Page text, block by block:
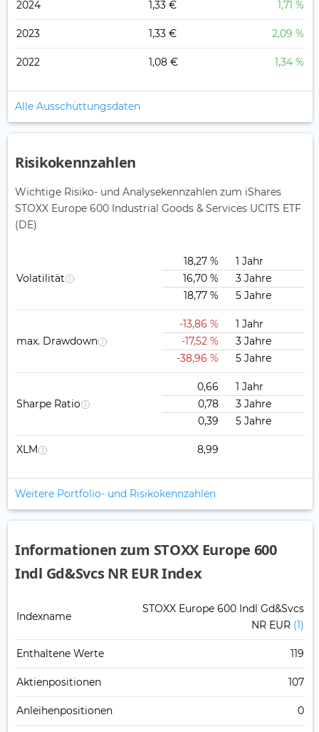
2024 1,33 € 1,71 %
2023 1,33 € 2,09 %
2022 1,08 € 1,34 %
Alle Ausschüttungsdaten
Risikokennzahlen
Wichtige Risiko- und Analysekennzahlen zum iShares
STOXX Europe 600 Industrial Goods & Services UCITS ETF
(DE)
Volatilität
18,27 %
1 Jahr
16,70 %
3 Jahre
18,77 %
5 Jahre
max. Drawdown
-13,86 %
1 Jahr
-17,52 %
3 Jahre
-38,96 %
5 Jahre
Sharpe Ratio
0,66
1 Jahr
0,78
3 Jahre
0,39
5 Jahre
XLM 8,99
Weitere Portfolio- und Risikokennzahlen
Informationen zum STOXX Europe 600
Indl Gd&Svcs NR EUR Index
Indexname
STOXX Europe 600 Indl Gd&Svcs
NR EUR (1)
Enthaltene Werte 119
Aktienpositionen 107
Anleihenpositionen 0